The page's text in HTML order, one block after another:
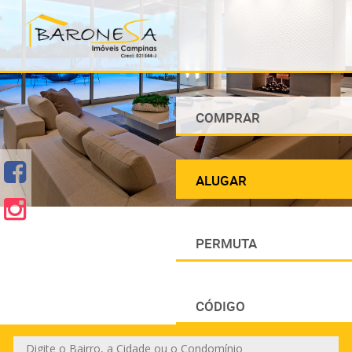
COMPRAR
ALUGAR
PERMUTA
CÓDIGO